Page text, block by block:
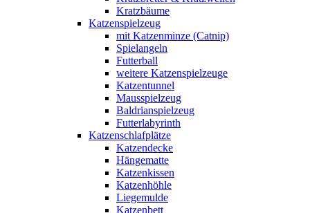
Kratzbäume
Katzenspielzeug
mit Katzenminze (Catnip)
Spielangeln
Futterball
weitere Katzenspielzeuge
Katzentunnel
Mausspielzeug
Baldrianspielzeug
Futterlabyrinth
Katzenschlafplätze
Katzendecke
Hängematte
Katzenkissen
Katzenhöhle
Liegemulde
Katzenbett